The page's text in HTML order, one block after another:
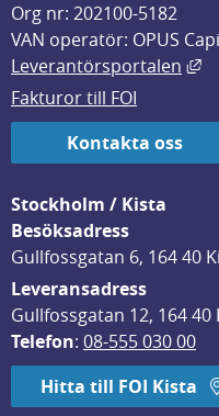
Org nr: 202100-5182
VAN operatör: OPUS
Leverantörsportalen
Fakturor till FOI
Kontakta oss
Stockholm / Kista
Besöksadress
Gullfossgatan 6, 164 40
Leveransadress
Gullfossgatan 12, 164 40
Telefon: 08-555 030 00
Hitta till FOI Kista